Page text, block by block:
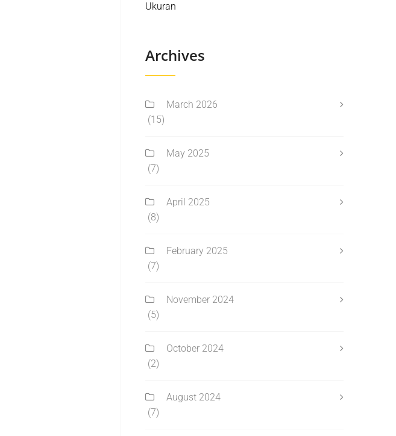
Ukuran
Archives
March 2026
(15)
May 2025
(7)
April 2025
(8)
February 2025
(7)
November 2024
(5)
October 2024
(2)
August 2024
(7)